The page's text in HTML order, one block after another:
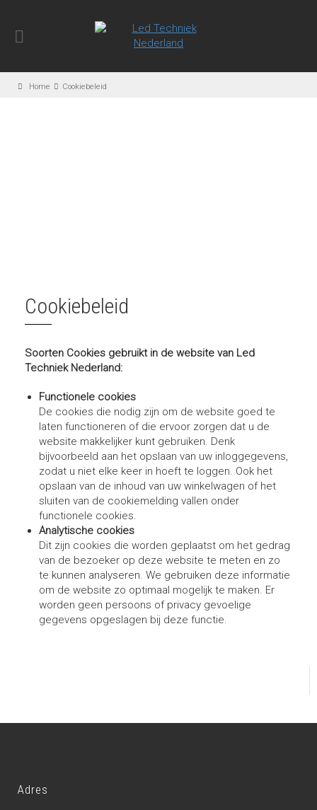
Home Cookiebeleid
Cookiebeleid
Soorten Cookies gebruikt in de website van Led
Techniek Nederland:
Functionele cookies
De cookies die nodig zijn om de website goed te
laten functioneren of die ervoor zorgen dat u de
website makkelijker kunt gebruiken. Denk
bijvoorbeeld aan het opslaan van uw inloggegevens,
zodat u niet elke keer in hoeft te loggen. Ook het
opslaan van de inhoud van uw winkelwagen of het
sluiten van de cookiemelding vallen onder
functionele cookies.
Analytische cookies
Dit zijn cookies die worden geplaatst om het gedrag
van de bezoeker op deze website te meten en zo
te kunnen analyseren. We gebruiken deze informatie
om de website zo optimaal mogelijk te maken. Er
worden geen persoons of privacy gevoelige
gegevens opgeslagen bij deze functie.
Adres